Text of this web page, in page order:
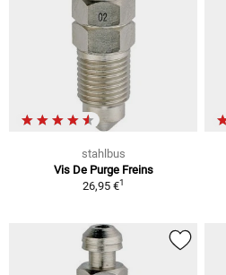
stahlbus
Vis De Purge Freins
26,95 €1